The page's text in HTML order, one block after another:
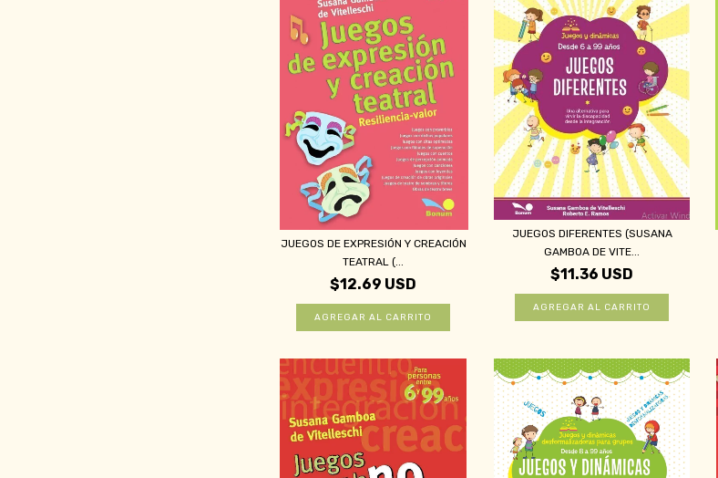
JUEGOS DE EXPRESIÓN Y CREACIÓN
TEATRAL (...
$12.69 USD
JUEGOS DIFERENTES (SUSANA
GAMBOA DE VITE...
$11.36 USD